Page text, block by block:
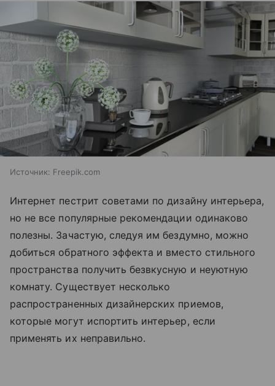
Источник: Freepik.com
Интернет пестрит советами по дизайну интерьера,
но не все популярные рекомендации одинаково
полезны. Зачастую, следуя им бездумно, можно
добиться обратного эффекта и вместо стильного
пространства получить безвкусную и неуютную
комнату. Существует несколько
распространенных дизайнерских приемов,
которые могут испортить интерьер, если
применять их неправильно.